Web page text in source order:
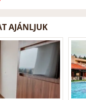
AJÁNLJUK